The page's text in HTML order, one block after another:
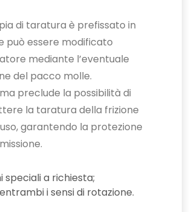
di taratura è prefissato in
può essere modificato
mediante l’eventuale
del pacco molle.
preclude la possibilità di
la taratura della frizione
garantendo la protezione
speciali a richiesta;
i sensi di rotazione.